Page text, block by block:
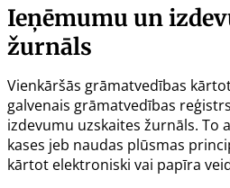
Ieņēmumu un
žurnāls
Vienkāršās grāmatvedības
galvenais grāmatvedības
izdevumu uzskaites žurnāls. To
kases jeb naudas plūsmas
kārtot elektroniski vai papīra